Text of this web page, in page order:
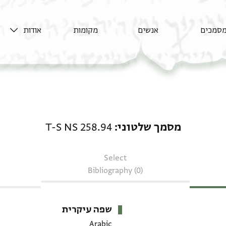
מסמכים אנשים מקומות אודות
מסמך שלטוני T-S NS 258.94
Select
Bibliography (0)
שפה עיקרית